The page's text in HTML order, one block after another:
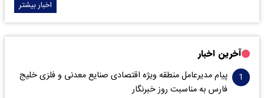
اخبار بیشتر
آخرین اخبار
پیام مدیرعامل منطقه ویژه اقتصادی صنایع معدنی و فلزی خلیج
فارس به مناسبت روز خبرنگار‌